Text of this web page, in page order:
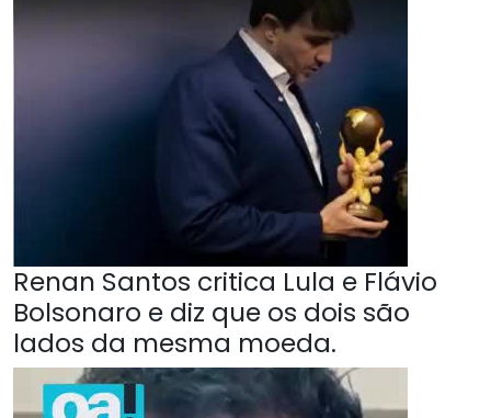
Renan Santos critica Lula e Flávio
Bolsonaro e diz que os dois são
lados da mesma moeda.